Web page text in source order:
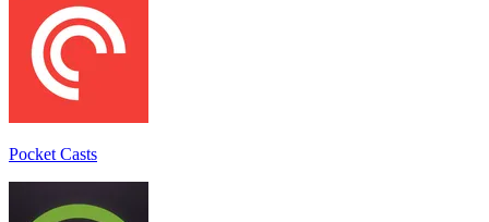
Pocket Casts